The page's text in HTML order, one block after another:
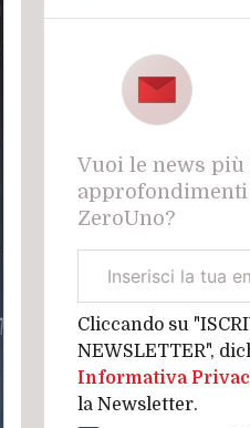
Vuoi le news
ZeroUno?
aziendale
Cliccando su
NEWSLETTER",
Informativa
la Newsletter.